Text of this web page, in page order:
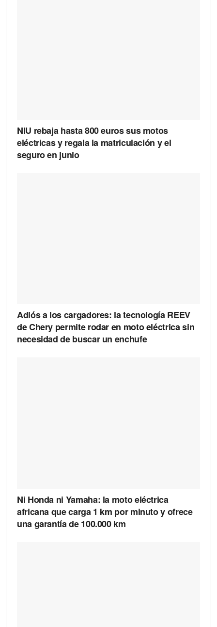
NIU rebaja hasta 800 euros sus motos
eléctricas y regala la matriculación y el
seguro en junio
Adiós a los cargadores: la tecnología REEV
de Chery permite rodar en moto eléctrica sin
necesidad de buscar un enchufe
Ni Honda ni Yamaha: la moto eléctrica
africana que carga 1 km por minuto y ofrece
una garantía de 100.000 km